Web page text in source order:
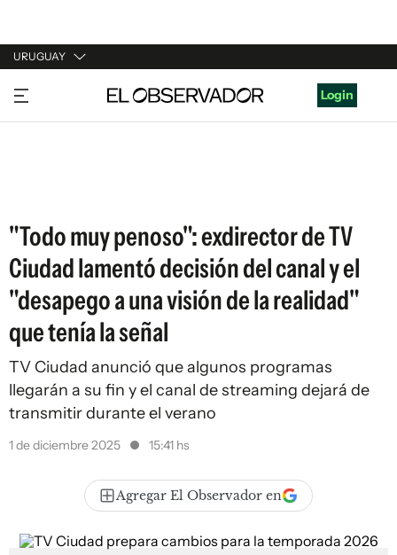
URUGUAY
URUGUAY
ARGENTINA
Login
"Todo muy penoso": exdirector de TV
Ciudad lamentó decisión del canal y el
"desapego a una visión de la realidad"
que tenía la señal
TV Ciudad anunció que algunos programas
llegarán a su fin y el canal de streaming dejará de
transmitir durante el verano
1 de diciembre 2025 15:41 hs
Agregar El Observador en